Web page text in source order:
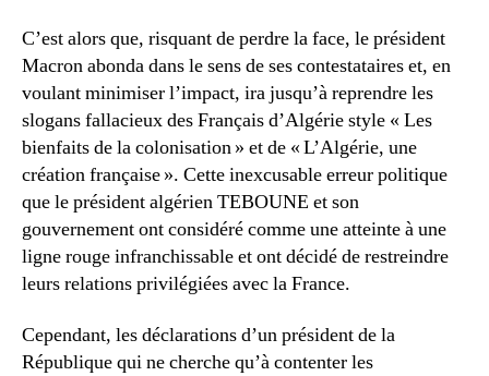
C’est alors que, risquant de perdre la face, le président
Macron abonda dans le sens de ses contestataires et, en
voulant minimiser l’impact, ira jusqu’à reprendre les
slogans fallacieux des Français d’Algérie style « Les
bienfaits de la colonisation » et de « L’Algérie, une
création française ». Cette inexcusable erreur politique
que le président algérien TEBOUNE et son
gouvernement ont considéré comme une atteinte à une
ligne rouge infranchissable et ont décidé de restreindre
leurs relations privilégiées avec la France.
Cependant, les déclarations d’un président de la
République qui ne cherche qu’à contenter les